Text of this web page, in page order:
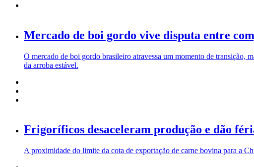
Mercado de boi gordo vive disputa entre
O mercado de boi gordo brasileiro atravessa um momento de transição,
da arroba estável.
Frigoríficos desaceleram produção e dão
A proximidade do limite da cota de exportação de carne bovina para a